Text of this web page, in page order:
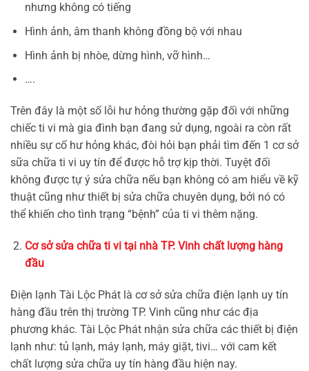
nhưng không có tiếng
Hình ảnh, âm thanh không đồng bộ với nhau
Hình ảnh bị nhòe, dừng hình, vỡ hình…
….
Trên đây là một số lỗi hư hỏng thường gặp đối với những
chiếc ti vi mà gia đình bạn đang sử dụng, ngoài ra còn rất
nhiều sự cố hư hỏng khác, đòi hỏi bạn phải tìm đến 1 cơ sở
sữa chữa ti vi uy tín để được hỗ trợ kịp thời. Tuyệt đối
không được tự ý sửa chữa nếu bạn không có am hiểu về kỹ
thuật cũng như thiết bị sửa chữa chuyên dụng, bởi nó có
thể khiến cho tình trạng “bệnh” của ti vi thêm nặng.
Cơ sở sửa chữa ti vi tại nhà TP. Vinh chất lượng hàng
đầu
Điện lạnh Tài Lộc Phát là cơ sở sửa chữa điện lạnh uy tín
hàng đầu trên thị trường TP. Vinh cũng như các địa
phương khác. Tài Lộc Phát nhận sửa chữa các thiết bị điện
lạnh như: tủ lạnh, máy lạnh, máy giặt, tivi… với cam kết
chất lượng sửa chữa uy tín hàng đầu hiện nay.